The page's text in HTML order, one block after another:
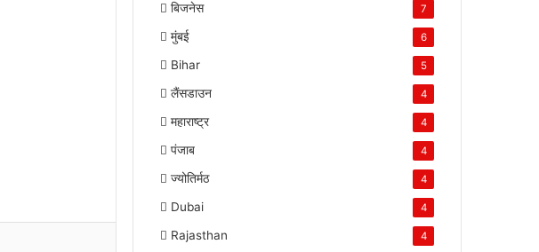
बिजनेस 7
मुंबई 6
Bihar 5
लैंसडाउन 4
महाराष्ट्र 4
पंजाब 4
ज्योतिर्मठ 4
Dubai 4
Rajasthan 4